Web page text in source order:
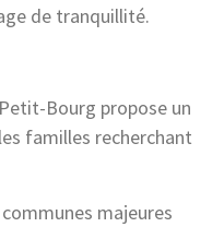
de tranquillité.
Bourg propose un
familles recherchant
majeures